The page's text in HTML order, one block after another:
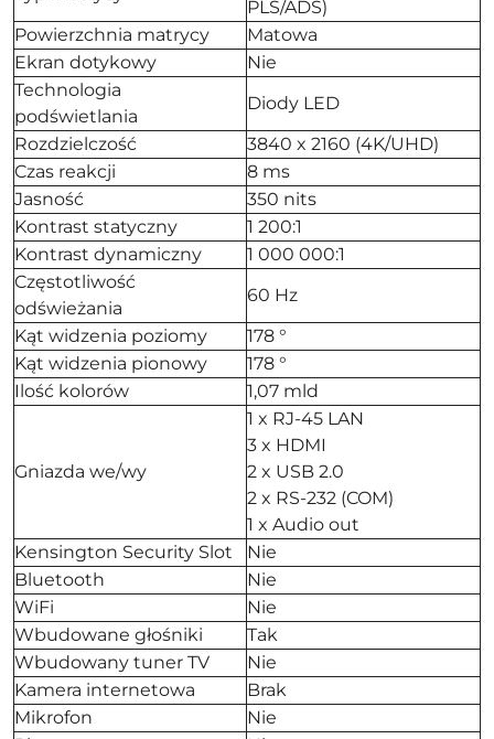
PLS/ADS)
Powierzchnia matrycy
Matowa
Ekran dotykowy
Nie
Technologia
podświetlania
Diody LED
Rozdzielczość
3840 x 2160 (4K/UHD)
Czas reakcji
8 ms
Jasność
350 nits
Kontrast statyczny
1 200:1
Kontrast dynamiczny
1 000 000:1
Częstotliwość
odświeżania
60 Hz
Kąt widzenia poziomy
178 °
Kąt widzenia pionowy
178 °
Ilość kolorów
1,07 mld
Gniazda we/wy
1 x RJ-45 LAN
3 x HDMI
2 x USB 2.0
2 x RS-232 (COM)
1 x Audio out
Kensington Security Slot
Nie
Bluetooth
Nie
WiFi
Nie
Wbudowane głośniki
Tak
Wbudowany tuner TV
Nie
Kamera internetowa
Brak
Mikrofon
Nie